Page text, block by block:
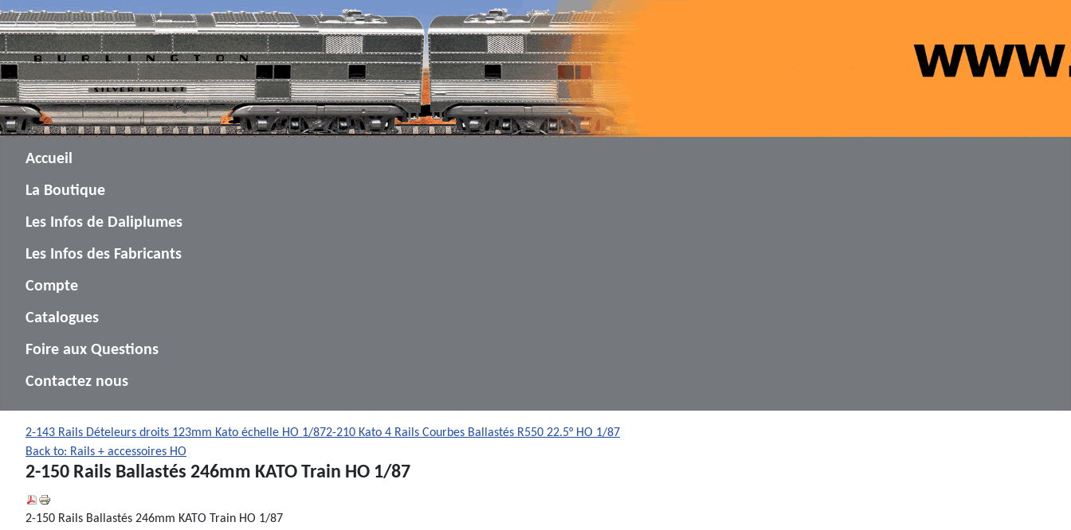
Accueil
La Boutique
Les Infos de Daliplumes
Les Infos des Fabricants
Compte
Catalogues
Foire aux Questions
Contactez nous
2-143 Rails Dételeurs droits 123mm Kato échelle HO 1/872-210 Kato 4 Rails Courbes Ballastés R550 22.5° HO 1/87
Back to: Rails + accessoires HO
2-150 Rails Ballastés 246mm KATO Train HO 1/87
2-150 Rails Ballastés 246mm KATO Train HO 1/87